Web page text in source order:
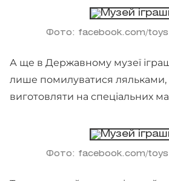
Фото: facebook.com/
А ще в Державному музеї
лише помилуватися ляльками,
виготовляти на спеціальних
Фото: facebook.com/